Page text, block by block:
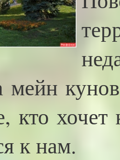
мейн
кто
к нам.